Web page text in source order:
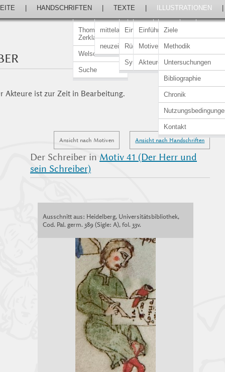
Thomasin von
Zerklaere
Welscher Gast
Suche
HANDSCHRIFTEN
mittelalterlich
neuzeitlich
TEXTE
Einführung
Rückert-Ausgabe
Synopsen
ILLUSTRATIONEN
Einführung
Motive
Akteure
Ziele
Methodik
Untersuchungen
Bibliographie
Chronik
Kontakt
Akteure ist zur Zeit in Bearbeitung.
Ansicht nach Handschriften
Ansicht nach Motiven
Der Schreiber in Motiv 41 (Der Herr und
sein Schreiber)
Ausschnitt aus: Heidelberg, Universitätsbibliothek,
Cod. Pal. germ. 389 (Sigle: A), fol. 33v.